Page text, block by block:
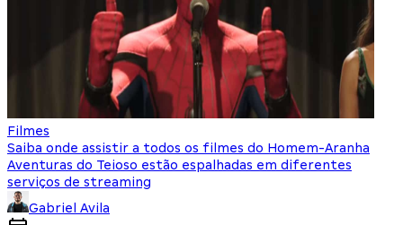
Filmes
Saiba onde assistir a todos os filmes do Homem-Aranha
Aventuras do Teioso estão espalhadas em diferentes
serviços de streaming
Gabriel Avila